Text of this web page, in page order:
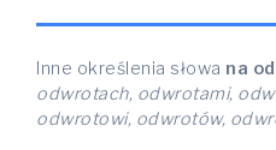
Inne określenia słowa na
odwrotach, odwrotami,
odwrotowi, odwrotów,